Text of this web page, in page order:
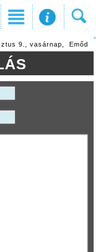
9., vasárnap, Emőd